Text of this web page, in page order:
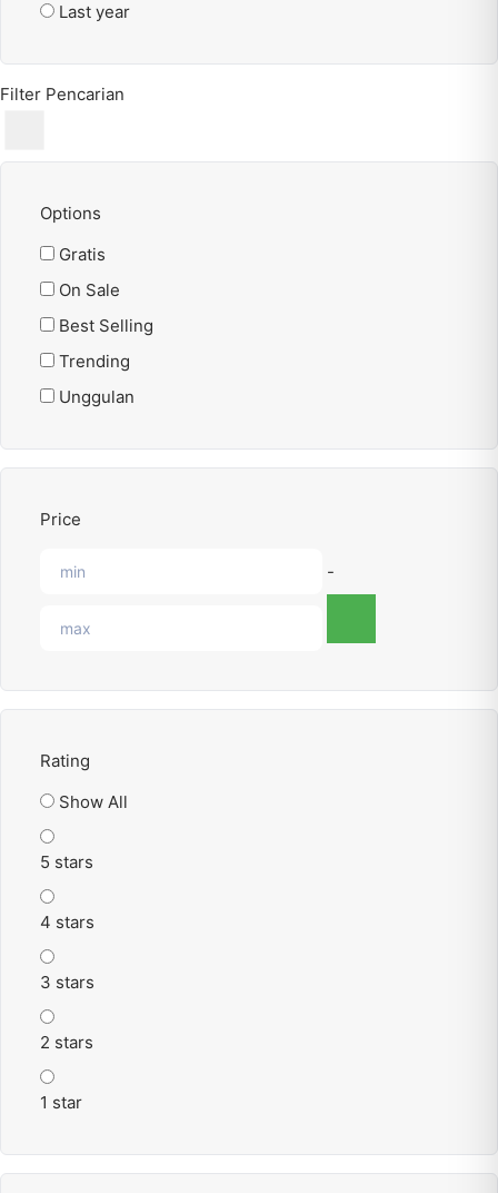
Last year
Filter Pencarian
Options
Gratis
On Sale
Best Selling
Trending
Unggulan
Price
-
Rating
Show All
5 stars
4 stars
3 stars
2 stars
1 star